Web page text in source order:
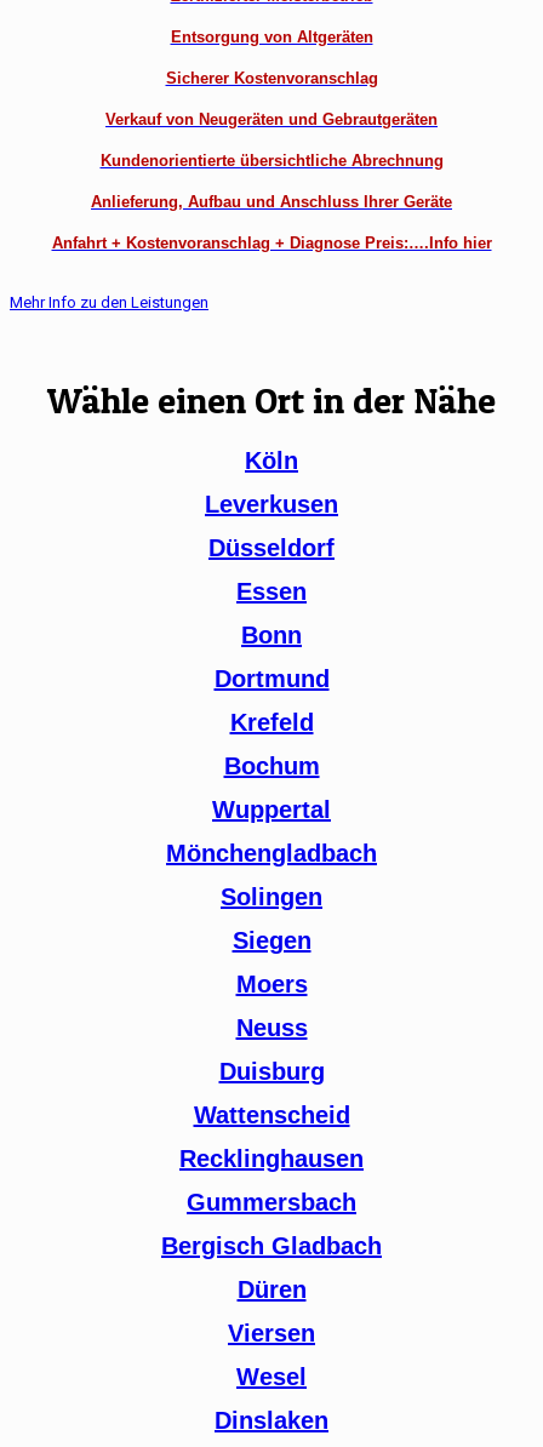
Entsorgung von Altgeräten
Sicherer Kostenvoranschlag
Verkauf von Neugeräten und Gebrautgeräten
Kundenorientierte übersichtliche Abrechnung
Anlieferung, Aufbau und Anschluss Ihrer Geräte
Anfahrt + Kostenvoranschlag + Diagnose Preis:….Info hier
Mehr Info zu den Leistungen
Wähle einen Ort in der Nähe
Köln
Leverkusen
Düsseldorf
Essen
Bonn
Dortmund
Krefeld
Bochum
Wuppertal
Mönchengladbach
Solingen
Siegen
Moers
Neuss
Duisburg
Wattenscheid
Recklinghausen
Gummersbach
Bergisch Gladbach
Düren
Viersen
Wesel
Dinslaken